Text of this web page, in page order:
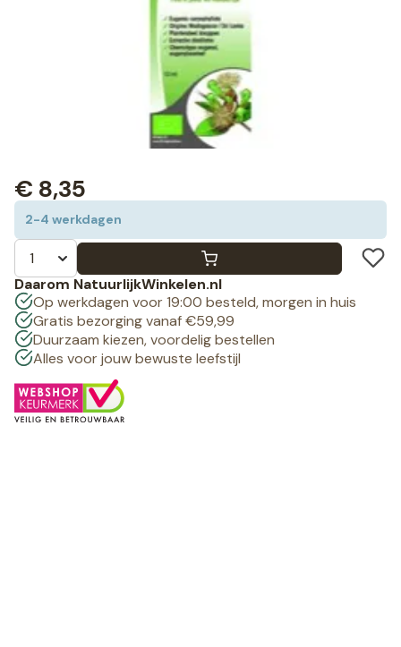
2-4 werkdagen
€ 8,35
Daarom NatuurlijkWinkelen.nl
Op werkdagen voor 19:00 besteld, morgen in huis
Gratis bezorging vanaf €59,99
Duurzaam kiezen, voordelig bestellen
Alles voor jouw bewuste leefstijl